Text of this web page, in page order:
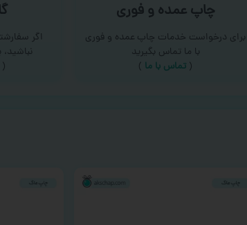
چاپ عمده و فوری
برای درخواست خدمات چاپ عمده و فوری
با ما تماس بگیرید
( تماس با ما )
اگر
(